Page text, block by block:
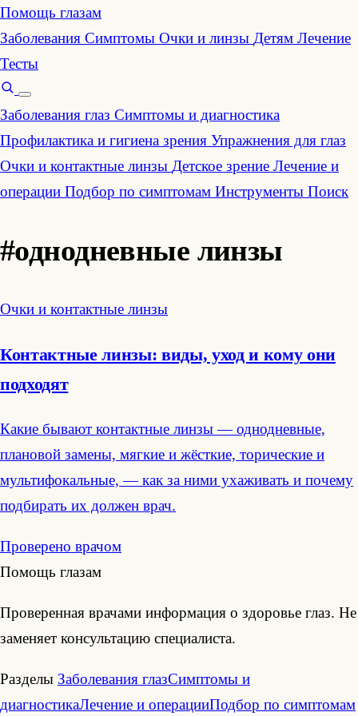
Помощь глазам
Заболевания Симптомы Очки и линзы Детям Лечение
Тесты
Заболевания глаз Симптомы и диагностика
Профилактика и гигиена зрения Упражнения для глаз
Очки и контактные линзы Детское зрение Лечение и
операции Подбор по симптомам Инструменты Поиск
#однодневные линзы
Очки и контактные линзы
Контактные линзы: виды, уход и кому они
подходят
Какие бывают контактные линзы — однодневные,
плановой замены, мягкие и жёсткие, торические и
мультифокальные, — как за ними ухаживать и почему
подбирать их должен врач.
Проверено врачом
Помощь глазам
Проверенная врачами информация о здоровье глаз. Не
заменяет консультацию специалиста.
Разделы Заболевания глазСимптомы и
диагностикаЛечение и операцииПодбор по симптомам